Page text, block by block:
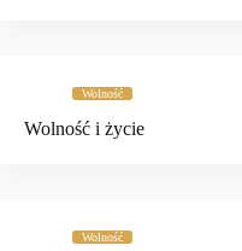
Wolność
Wolność i życie
Wolność